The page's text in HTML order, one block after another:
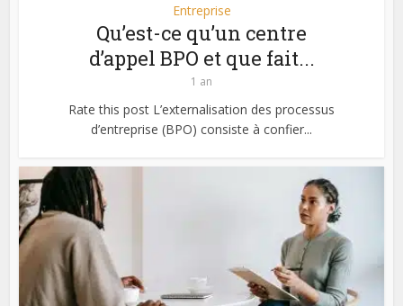
Entreprise
Qu’est-ce qu’un centre
d’appel BPO et que fait...
1 an
Rate this post L’externalisation des processus
d’entreprise (BPO) consiste à confier...